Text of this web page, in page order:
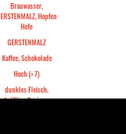
Brauwasser,
Hopfen
Hefe
GERSTENMALZ
Kaffee, Schokolade
Hoch (> 7)
dunkles Fleisch,
kräftige Speisen,